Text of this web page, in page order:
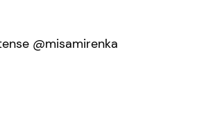
@misamirenka